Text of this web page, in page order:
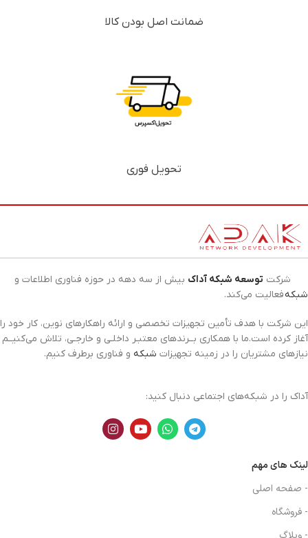
ضمانت اصل بودن کالا
تحویل فوری
شرکت توسعه شبکه آداک بیش از سه دهه در حوزه فناوری اطلاعات و
شبکهفعالیت می‌کند.
این شرکت با هدف تأمین تجهیزات تخصصی و ارائه راهکارهای نوین، کار خود را
آغاز کرده است.ما با همکاری بــرندهای معتبـر داخلـی و خارجـی، تلاش می‌کنیــم
نیازهای مشتریان را در زمینه تجهیزات شبکه و فناوری برطرف کنیم.
آداک را در شبکه‌های اجتماعی دنبال کنید:
لینک های مهم
- صفحه اصلی
- فروشگاه